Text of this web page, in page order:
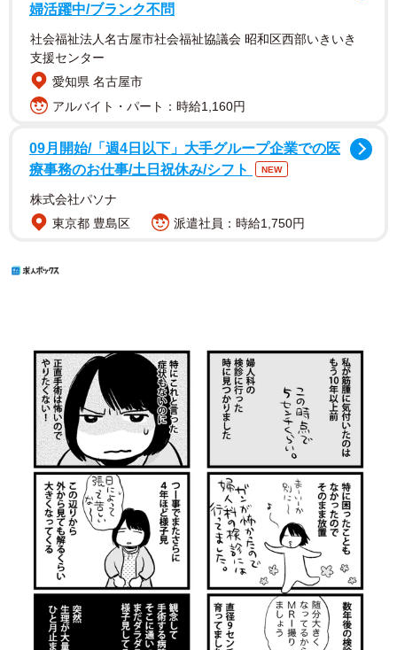
婦活躍中/ブランク不問
社会福祉法人名古屋市社会福祉協議会 昭和区西部いきいき
支援センター
愛知県 名古屋市
アルバイト・パート：時給1,160円
09月開始/「週4日以下」大手グループ企業での医
療事務のお仕事/土日祝休み/シフト
NEW
株式会社パソナ
東京都 豊島区
派遣社員：時給1,750円